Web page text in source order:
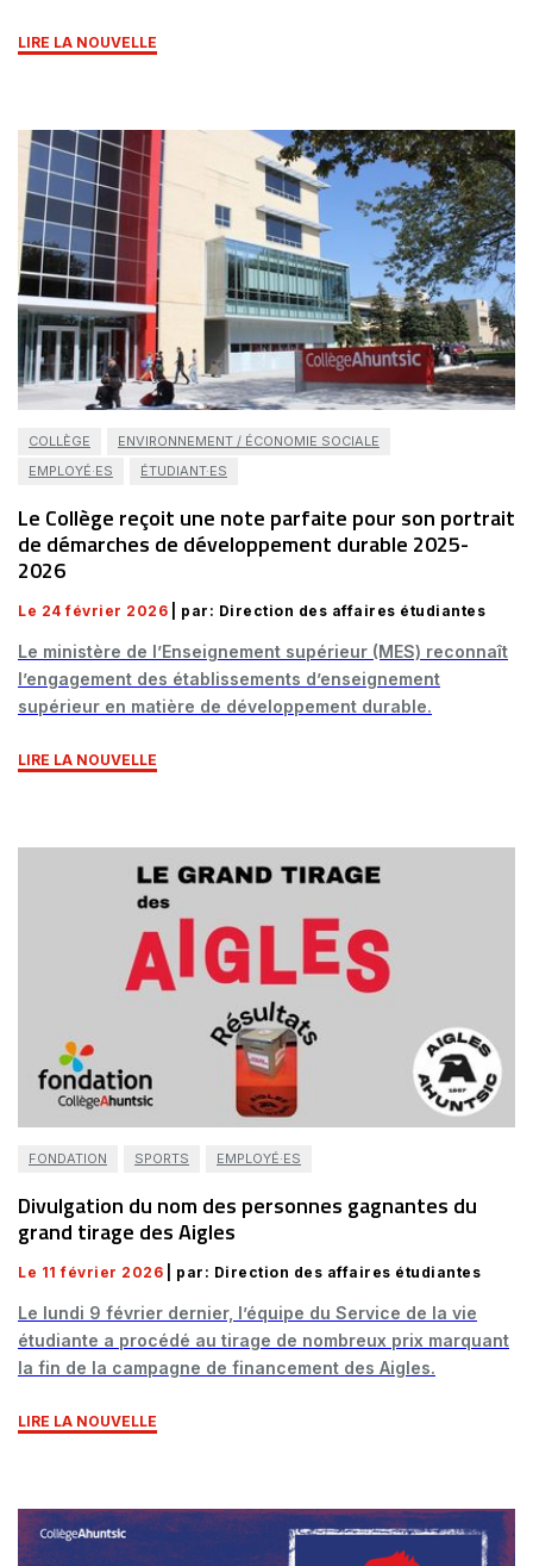
LIRE LA NOUVELLE
COLLÈGE
ENVIRONNEMENT / ÉCONOMIE SOCIALE
EMPLOYÉ·ES
ÉTUDIANT·ES
Le Collège reçoit une note parfaite pour son portrait
de démarches de développement durable 2025-
2026
Le 24 février 2026 | par: Direction des affaires étudiantes
Le ministère de l’Enseignement supérieur (MES) reconnaît
l’engagement des établissements d’enseignement
supérieur en matière de développement durable.
LIRE LA NOUVELLE
FONDATION SPORTS EMPLOYÉ·ES
Divulgation du nom des personnes gagnantes du
grand tirage des Aigles
Le 11 février 2026 | par: Direction des affaires étudiantes
Le lundi 9 février dernier, l’équipe du Service de la vie
étudiante a procédé au tirage de nombreux prix marquant
la fin de la campagne de financement des Aigles.
LIRE LA NOUVELLE